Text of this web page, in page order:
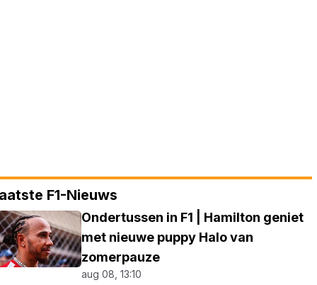
F1-Nieuws
Ondertussen in F1 | Hamilton geniet
met nieuwe puppy Halo van
zomerpauze
aug 08, 13:10